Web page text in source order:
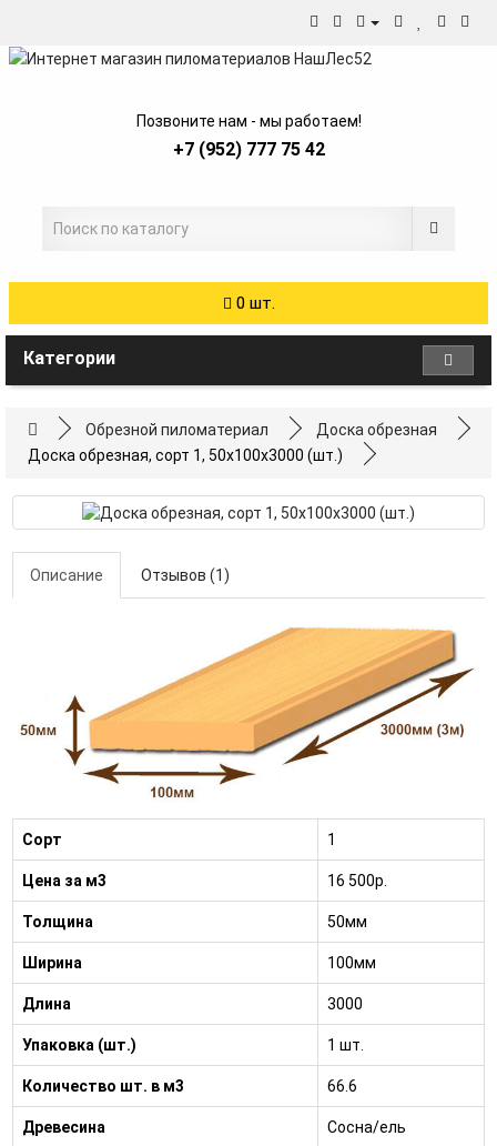
Позвоните нам - мы работаем!
+7 (952) 777 75 42
0 шт.
Категории
Обрезной пиломатериал
Доска обрезная
Доска обрезная, сорт 1, 50x100x3000 (шт.)
Описание Отзывов (1)
Сорт 1
Цена за м3 16 500р.
Толщина 50мм
Ширина 100мм
Длина 3000
Упаковка (шт.) 1 шт.
Количество шт. в м3 66.6
Древесина Сосна/ель